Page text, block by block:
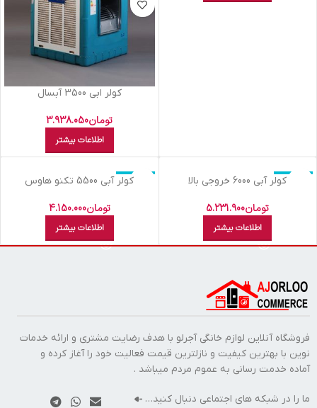
کولر ابي 3500 آبسال
تومان3.938.050
اطلاعات بیشتر
اتمام موجودی
کولر آبي 6000 خروجي بالا
تومان5.231.900
اطلاعات بیشتر
اتمام موجودیکولر آبي 5500 تکنو هاوس
تومان4.150.000
اطلاعات بیشتر
فروشگاه آنلاین لوازم خانگی آجرلو با هدف رضایت مشتری و ارائه خدمات
نوین با بهترین کیفیت و نازلترین قیمت فعالیت خود را آغاز کرده و
آماده خدمت رسانی به عموم مردم میباشد .
ما را در شبکه های اجتماعی دنبال کنید…